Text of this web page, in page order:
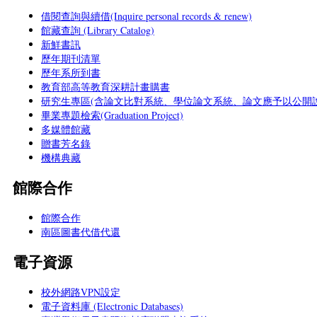
借閱查詢與續借(Inquire personal records & renew)
館藏查詢 (Library Catalog)
新鮮書訊
歷年期刊清單
歷年系所到書
教育部高等教育深耕計畫購書
研究生專區(含論文比對系統、學位論文系統、論文應予以公開
畢業專題檢索(Graduation Project)
多媒體館藏
贈書芳名錄
機構典藏
館際合作
館際合作
南區圖書代借代還
電子資源
校外網路VPN設定
電子資料庫 (Electronic Databases)